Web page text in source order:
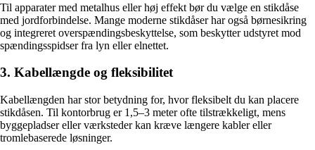
Til apparater med metalhus eller høj effekt bør du vælge en stikdåse
med jordforbindelse. Mange moderne stikdåser har også børnesikring
og integreret overspændingsbeskyttelse, som beskytter udstyret mod
spændingsspidser fra lyn eller elnettet.
3. Kabellængde og fleksibilitet
Kabellængden har stor betydning for, hvor fleksibelt du kan placere
stikdåsen. Til kontorbrug er 1,5–3 meter ofte tilstrækkeligt, mens
byggepladser eller værksteder kan kræve længere kabler eller
tromlebaserede løsninger.